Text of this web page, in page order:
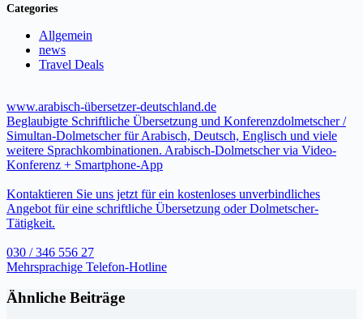
Categories
Allgemein
news
Travel Deals
www.arabisch-übersetzer-deutschland.de
Beglaubigte Schriftliche Übersetzung und Konferenzdolmetscher /
Simultan-Dolmetscher für Arabisch, Deutsch, Englisch und viele
weitere Sprachkombinationen. Arabisch-Dolmetscher via Video-
Konferenz + Smartphone-App
Kontaktieren Sie uns jetzt für ein kostenloses unverbindliches
Angebot für eine schriftliche Übersetzung oder Dolmetscher-
Tätigkeit.
030 / 346 556 27
Mehrsprachige Telefon-Hotline
Ähnliche Beiträge